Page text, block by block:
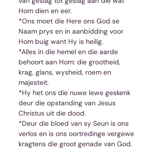
Hom dien en eer.
*Ons moet die Here ons God se
Naam prys en in aanbidding voor
Hom buig want Hy is heilig.
*Alles in die hemel en die aarde
behoort aan Hom: die grootheid,
krag, glans, wysheid, roem en
majesteit.
*Hy het ons die nuwe lewe geskenk
deur die opstanding van Jesus
Christus uit die dood.
*Deur die bloed van sy Seun is ons
verlos en is ons oortredinge vergewe
kragtens die groot genade van God.